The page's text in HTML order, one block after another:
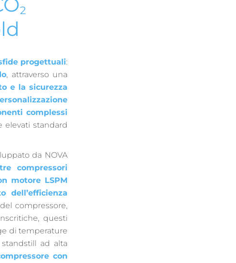
2
progettuali:
, attraverso una
e la sicurezza
complessi
elevati standard
da NOVA
compressori
motore LSPM
dell’efficienza
compressore,
questi
di temperature
ad alta
con